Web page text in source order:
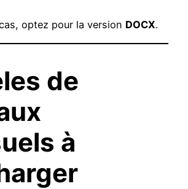
optez pour la version DOCX.
de
à